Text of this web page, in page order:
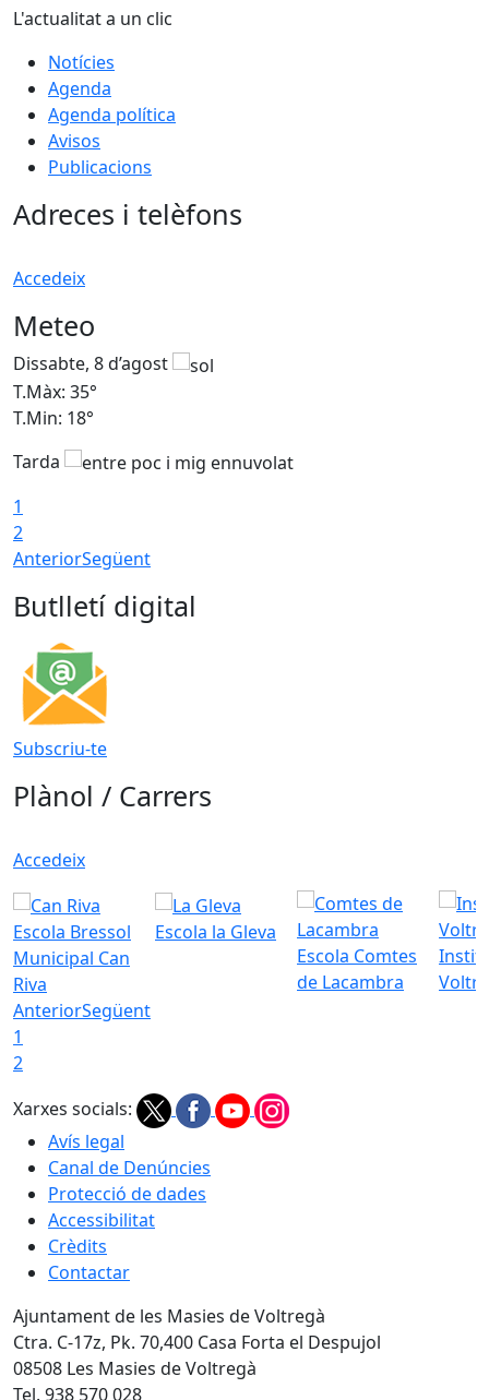
L'actualitat a un clic
Notícies
Agenda
Agenda política
Avisos
Publicacions
Adreces i telèfons
Accedeix
Meteo
Dissabte, 8 d’agost
T.Màx: 35°
T.Min: 18°
Tarda
1
2
AnteriorSegüent
Butlletí digital
Subscriu-te
Plànol / Carrers
Accedeix
Escola Bressol
Municipal Can
Riva
Escola la Gleva
Escola Comtes
de Lacambra
AnteriorSegüent
1
2
Xarxes socials:
Avís legal
Canal de Denúncies
Protecció de dades
Accessibilitat
Crèdits
Contactar
Ajuntament de les Masies de Voltregà
Ctra. C-17z, Pk. 70,400 Casa Forta el Despujol
08508 Les Masies de Voltregà
Tel. 938 570 028